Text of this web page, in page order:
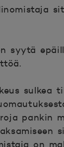
syytä
sulkea
pankin
on